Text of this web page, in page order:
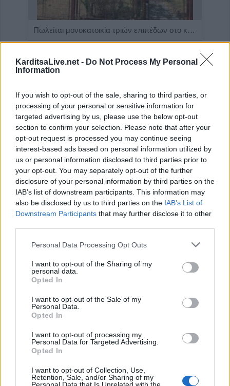
KarditsaLive.net - Do Not Process My Personal
Information
If you wish to opt-out of the sale, sharing to third parties, or
processing of your personal or sensitive information for
targeted advertising by us, please use the below opt-out
section to confirm your selection. Please note that after your
opt-out request is processed you may continue seeing
interest-based ads based on personal information utilized by
us or personal information disclosed to third parties prior to
your opt-out. You may separately opt-out of the further
disclosure of your personal information by third parties on the
IAB’s list of downstream participants. This information may
also be disclosed by us to third parties on the IAB’s List of
Downstream Participants that may further disclose it to other
Personal Data Processing Opt Outs
I want to opt-out of the Sharing of my
personal data.
Opted In
I want to opt-out of the Sale of my
Personal Data.
Opted In
I want to opt-out of processing my
Personal Data for Targeted Advertising.
Opted In
I want to opt-out of Collection, Use,
Retention, Sale, and/or Sharing of my
Πωλείται μονοκατοικία τριών επιπέδων στο καταπράσινο Πευκόφυτο Καρδίτσας
ΤΕΛΕΥΤΑΙΑ ΝΕΑ
Υψηλός κίνδυνος πυρκαγιάς την Κυριακή
(9/8) σε μεγάλο τμήμα του ν. Καρδίτσας και
της υπόλοιπης Θεσσαλίας
ηλικιωμένος από πηγάδι σε οικισμό της
8 Αυγούστου 2026, 21:54
παρούσα φάση δεν θα υπάρξουν αυξήσεις
στους λογαριασμούς των καταναλωτών
Σίσκος Α. Βασίλειος: "Οι ηλίθιοι"
Πάρος: Νεκρό 4χρονο παιδί σε πισίνα beach
bar